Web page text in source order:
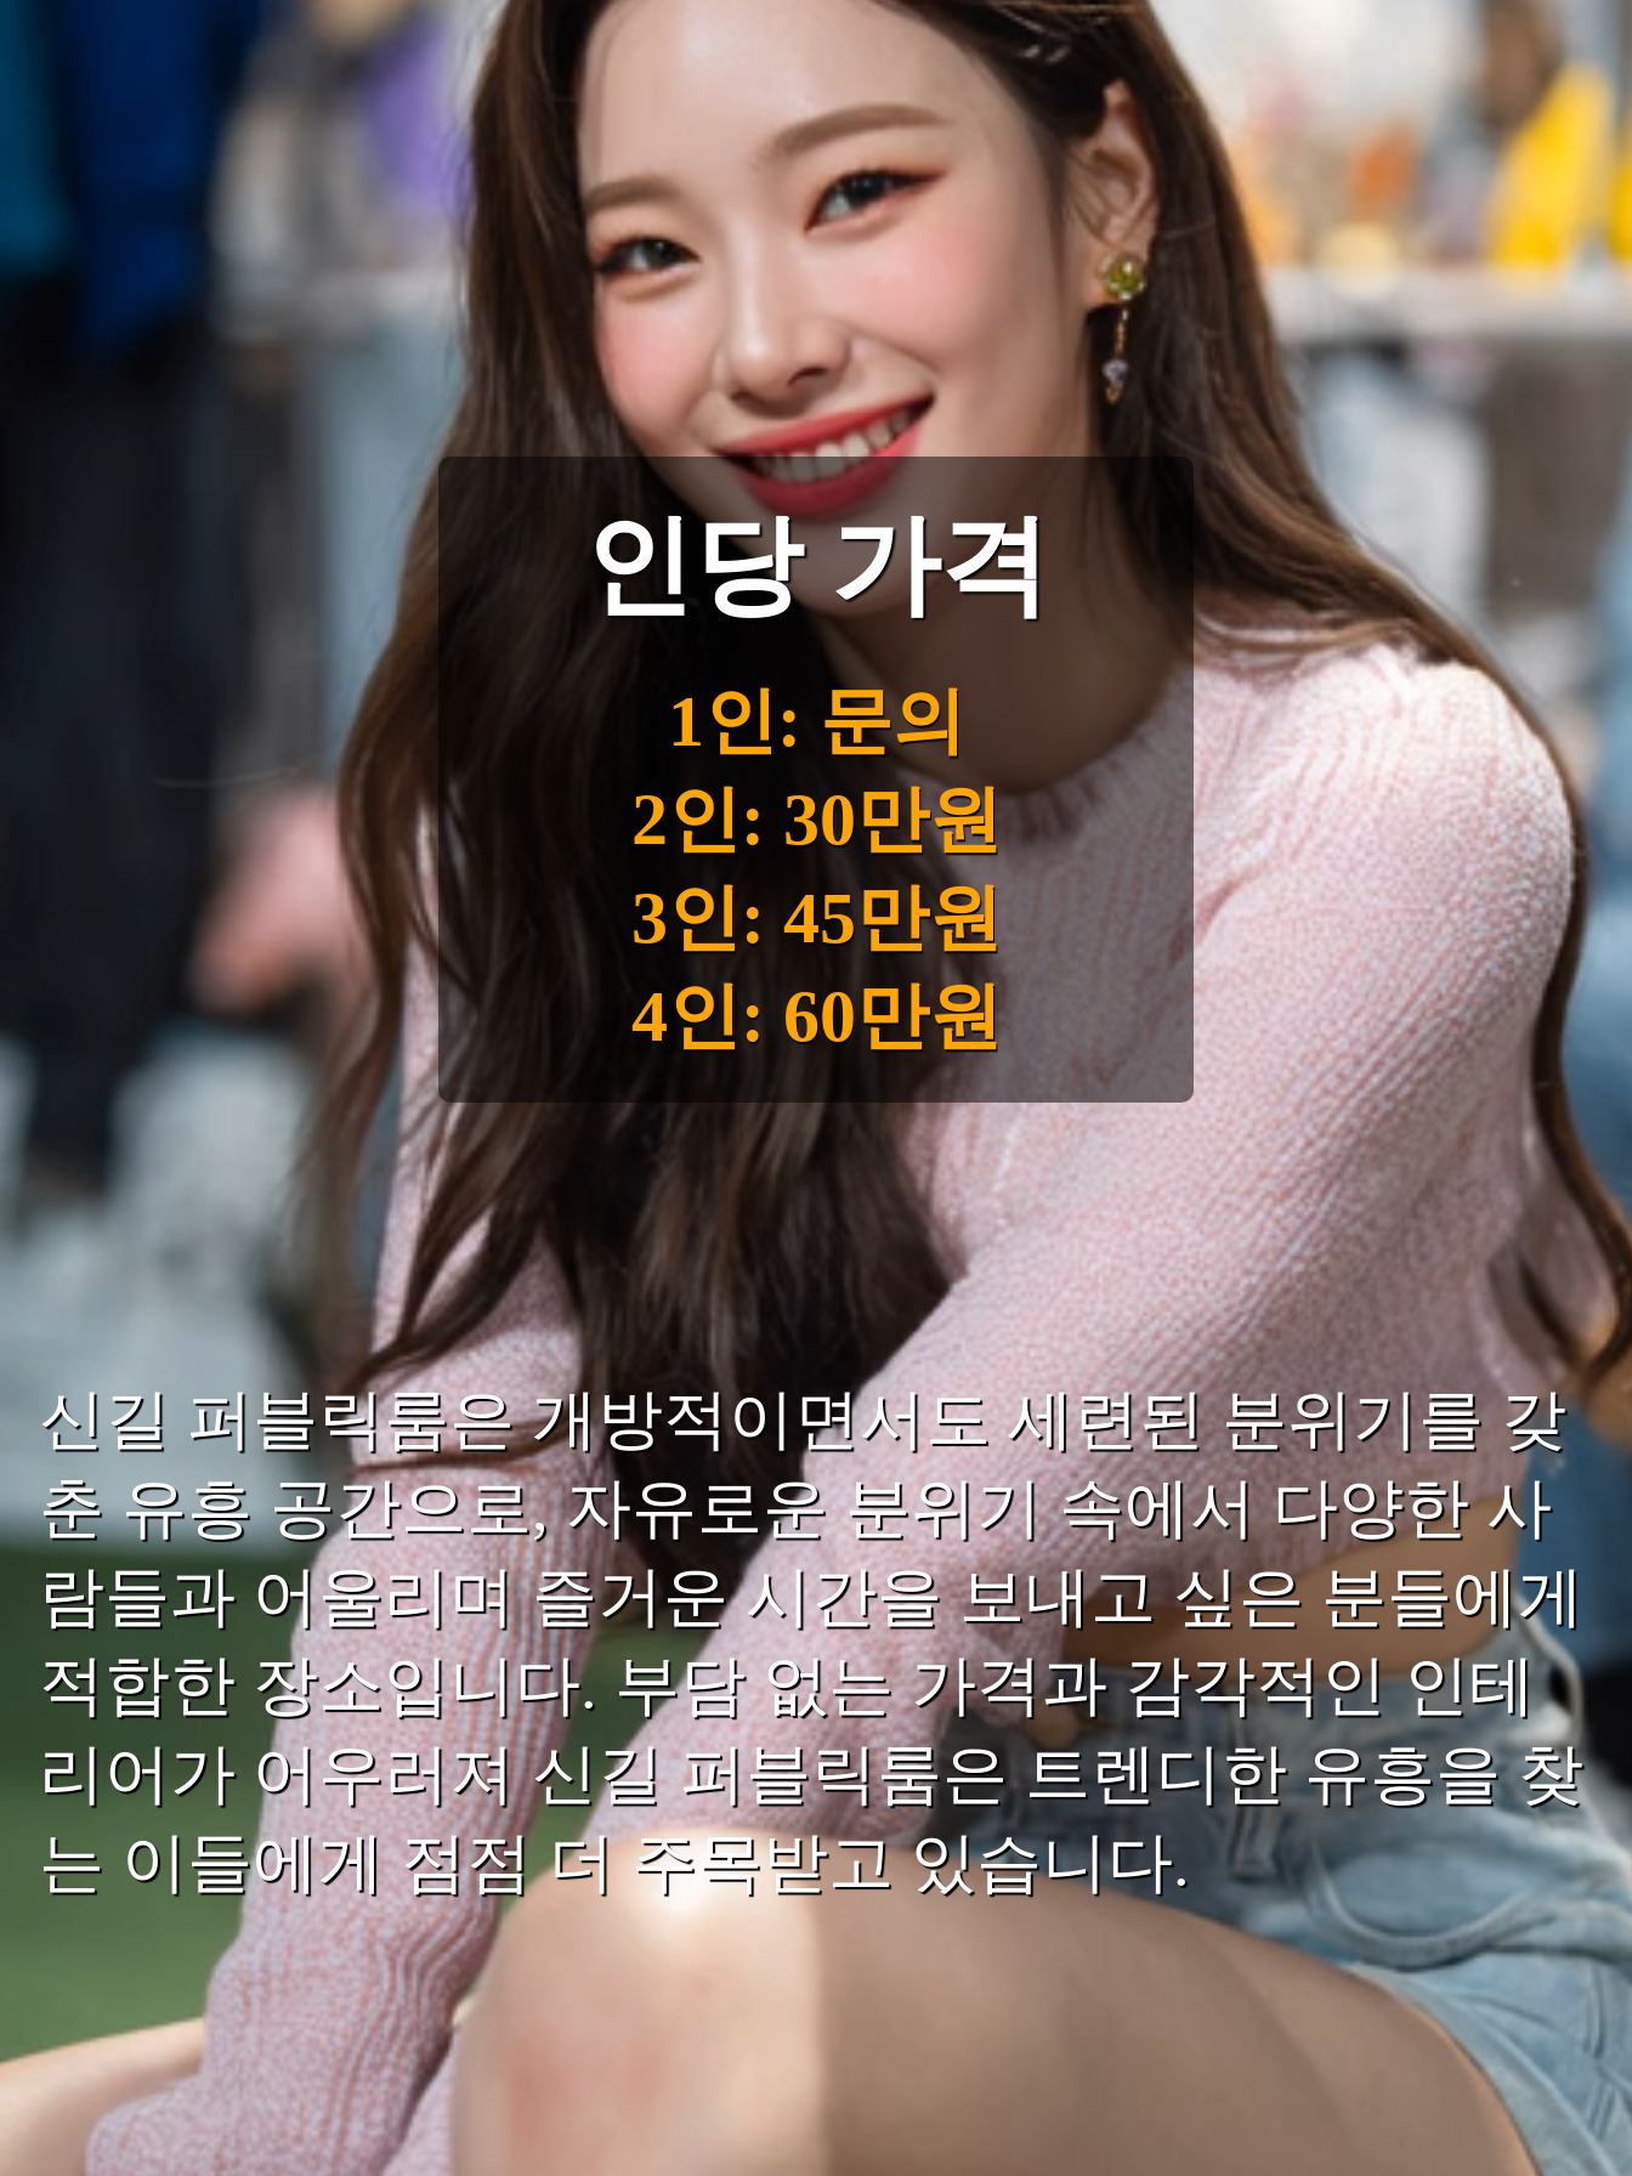
인당 가격
1인: 문의
2인: 30만원
3인: 45만원
4인: 60만원
신길 퍼블릭룸은 개방적이면서도 세련된 분위기를 갖
춘 유흥 공간으로, 자유로운 분위기 속에서 다양한 사
람들과 어울리며 즐거운 시간을 보내고 싶은 분들에게
적합한 장소입니다. 부담 없는 가격과 감각적인 인테
리어가 어우러져 신길 퍼블릭룸은 트렌디한 유흥을 찾
는 이들에게 점점 더 주목받고 있습니다.